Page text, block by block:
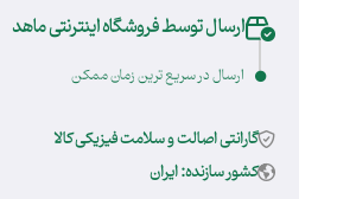
ارسال توسط فروشگاه اینترنتی ماهد
ارسال در سریع ترین زمان ممکن
گارانتی اصالت و سلامت فیزیکی کالا
کشور سازنده: ایران